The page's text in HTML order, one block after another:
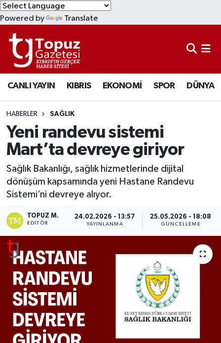
Powered by Translate
CANLI YAYIN KIBRIS EKONOMİ SPOR DÜNYA
HABERLER SAĞLIK
Yeni randevu sistemi
Mart’ta devreye giriyor
Sağlık Bakanlığı, sağlık hizmetlerinde dijital
dönüşüm kapsamında yeni Hastane Randevu
Sistemi’ni devreye alıyor.
TOPUZ M.
EDITÖR
24.02.2026 - 13:57
YAYINLANMA
25.05.2026 - 18:08
GÜNCELLEME
KIBRIS
DÜNYA
EKONOMİ
MAGAZİN
SAĞLIK
SPOR
TEKNOLOJİ
TÜRKİYE
Lefkoşa Nöbetçi Eczaneler
Lefkoşa Hava Durumu
Lefkoşa Trafik Yoğunluk Haritası
Süper Lig Puan Durumu ve Fikstür
Tüm Manşetler
Son Dakika Haberleri
Haber Arşivi